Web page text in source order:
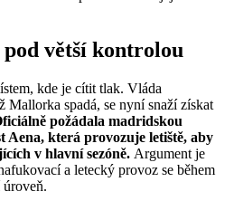
větší kontrolou
kde je cítit tlak. Vláda
Mallorka spadá, se nyní snaží získat
požádala madridskou
Aena, která provozuje letiště, aby
v hlavní sezóně. Argument je
a letecký provoz se během